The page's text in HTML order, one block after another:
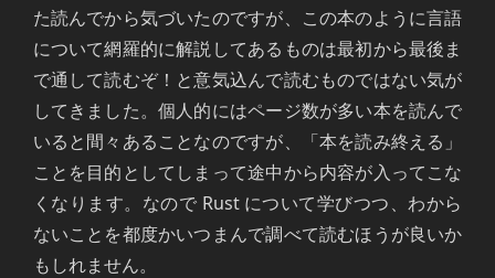
た読んでから気づいたのですが、この本のように言語
について網羅的に解説してあるものは最初から最後ま
で通して読むぞ！と意気込んで読むものではない気が
してきました。個人的にはページ数が多い本を読んで
いると間々あることなのですが、「本を読み終える」
ことを目的としてしまって途中から内容が入ってこな
くなります。なので Rust について学びつつ、わから
ないことを都度かいつまんで調べて読むほうが良いか
もしれません。